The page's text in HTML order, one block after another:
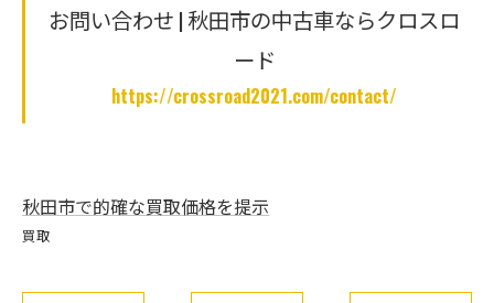
お問い合わせ | 秋田市の中古車ならクロスロ
ード
https://crossroad2021.com/contact/
秋田市で的確な買取価格を提示
買取